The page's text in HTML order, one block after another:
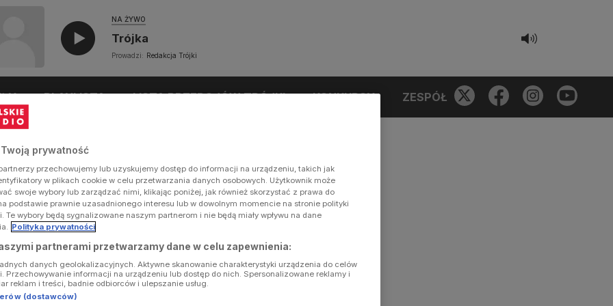
NA ŻYWO
Trójka
Prowadzi: Redakcja Trójki
PLAYLISTA LISTA PRZEBOJÓW TRÓJKI KONKURSY ZESPÓŁ
Twoją prywatność
przechowujemy lub uzyskujemy dostęp do informacji na urządzeniu, takich jak
w plikach cookie w celu przetwarzania danych osobowych. Użytkownik może
swoje wybory lub zarządzać nimi, klikając poniżej, jak również skorzystać z prawa do
podstawie prawnie uzasadnionego interesu lub w dowolnym momencie na stronie polityki
Te wybory będą sygnalizowane naszym partnerom i nie będą miały wpływu na dane
Polityka prywatności
partnerami przetwarzamy dane w celu zapewnienia:
danych geolokalizacyjnych. Aktywne skanowanie charakterystyki urządzenia do celów
Przechowywanie informacji na urządzeniu lub dostęp do nich. Spersonalizowane reklamy i
reklam i treści, badnie odbiorców i ulepszanie usług.
(dostawców)